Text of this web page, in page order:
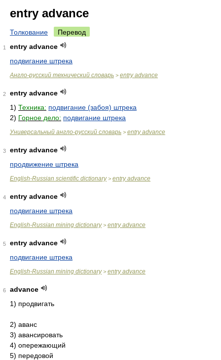
entry advance
Толкование Перевод
1
entry advance
подвигание штрека
Англо-русский технический словарь > entry advance
2
entry advance
1) Техника: подвигание (забоя) штрека
2) Горное дело: подвигание штрека
Универсальный англо-русский словарь > entry advance
3
entry advance
продвижение штрека
English-Russian scientific dictionary> entry advance
4
entry advance
подвигание штрека
English-Russian mining dictionary> entry advance
5
entry advance
подвигание штрека
English-Russian mining dictionary> entry advance
6
advance
1) продвигать
2) аванс
3) авансировать
4) опережающий
5) передовой